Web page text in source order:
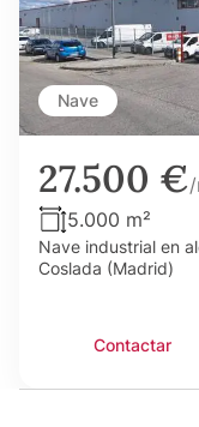
Nave
27.500 €
5.000 m²
Nave industrial en
Coslada (Madrid)
Contactar